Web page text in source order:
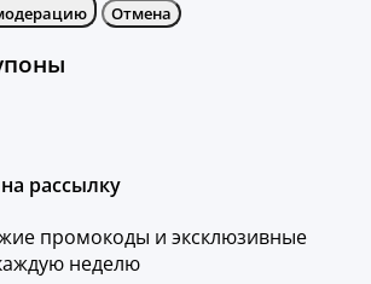
Отмена
рассылку
промокоды и эксклюзивные
неделю